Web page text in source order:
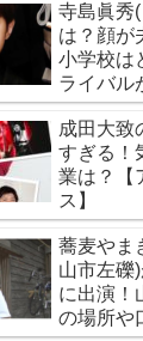
寺島眞秀
は？顔が
小学校は
ライバル
成田大致
すぎる！
業は？【
ス】
蕎麦やま
山市左礫
に出演！
の場所や